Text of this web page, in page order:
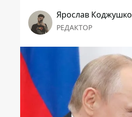
Ярослав Коджушко
РЕДАКТОР